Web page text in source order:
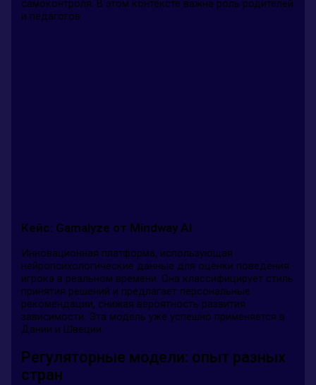
самоконтроля. В этом контексте важна роль родителей
и педагогов.
Кейс: Gamalyze от Mindway AI
Инновационная платформа, использующая
нейропсихологические данные для оценки поведения
игрока в реальном времени. Она классифицирует стиль
принятия решений и предлагает персональные
рекомендации, снижая вероятность развития
зависимости. Эта модель уже успешно применяется в
Дании и Швеции.
Регуляторные модели: опыт разных
стран